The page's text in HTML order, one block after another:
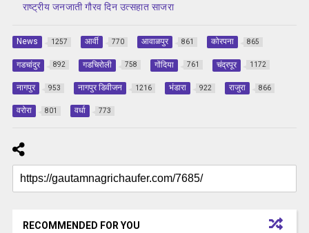
राष्ट्रीय जनजाती गौरव दिन उत्सहात साजरा
News 1257 आर्वी 770 आवाळपुर 861 कोरपना 865
गडचांदुर 892 गडचिरोली 758 गोंदिया 761 चंद्रपूर 1172
नागपुर 953 नागपुर डिवीजन 1216 भंडारा 922 राजुरा 866
वरोरा 801 वर्धा 773
RECOMMENDED FOR YOU